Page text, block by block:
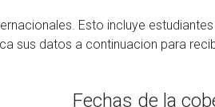
internactionales en los EE.UU. y tambien
Fechas de la